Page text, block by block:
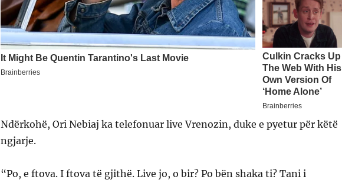
Ndërkohë, Ori Nebiaj ka telefonuar live Vrenozin, duke e pyetur për këtë
ngjarje.
“Po, e ftova. I ftova të gjithë. Live jo, o bir? Po bën shaka ti? Tani i